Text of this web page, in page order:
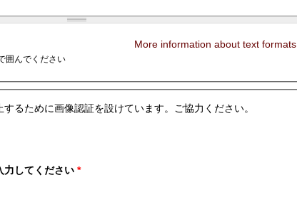
More information about text formats
囲んでください
るために画像認証を設けています。ご協力ください。
力してください *